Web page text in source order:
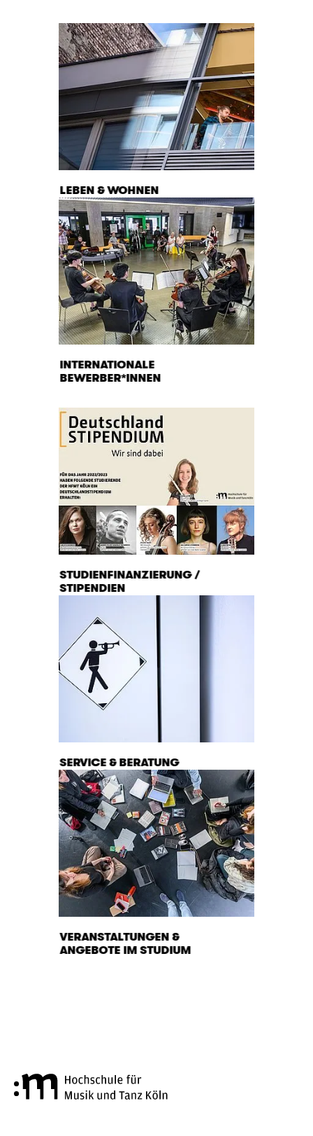
LEBEN & WOHNEN
INTERNATIONALE
BEWERBER*INNEN
STUDIEN­FINANZIERUNG /
STIPENDIEN
SERVICE & BERATUNG
VERANSTALTUNGEN &
ANGEBOTE IM STUDIUM